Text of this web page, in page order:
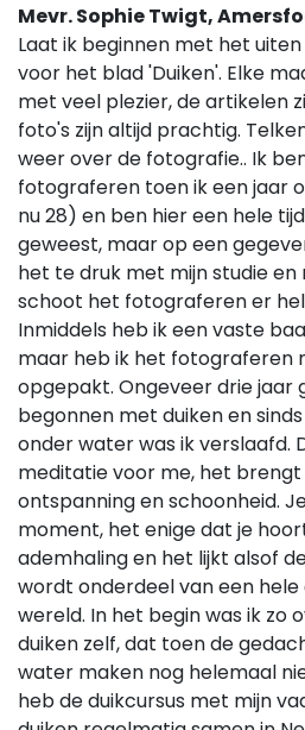
Mevr. Sophie Twigt,
Laat ik beginnen met het
voor het blad 'Duiken'. Elke
met veel plezier, de artikelen
foto's zijn altijd prachtig.
weer over de fotografie.. Ik
fotograferen toen ik een jaar
nu 28) en ben hier een hele
geweest, maar op een
het te druk met mijn studie en
schoot het fotograferen er
Inmiddels heb ik een vaste
maar heb ik het fotograferen
opgepakt. Ongeveer drie jaar
begonnen met duiken en
onder water was ik verslaafd.
meditatie voor me, het brengt
ontspanning en schoonheid.
moment, het enige dat je
ademhaling en het lijkt alsof
wordt onderdeel van een
wereld. In het begin was ik zo
duiken zelf, dat toen de
water maken nog helemaal
heb de duikcursus met mijn